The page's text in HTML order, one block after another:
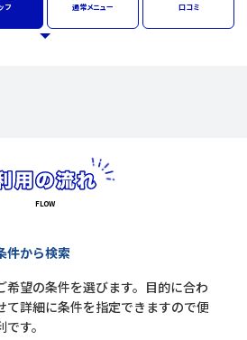
フ 通常メニュー 口コミ
件から検索
希望の条件を選びます。目的に合わ
て詳細に条件を指定できますので便
です。